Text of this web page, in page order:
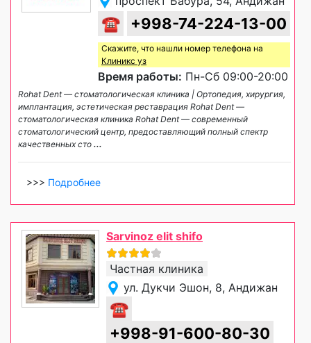
☎ +998-74-224-13-00
Скажите, что нашли номер телефона на
Клиникс уз
Время работы: Пн-Сб 09:00-20:00
Rohat Dent — стоматологическая клиника | Ортопедия, хирургия,
имплантация, эстетическая реставрация Rohat Dent —
стоматологическая клиника Rohat Dent — современный
стоматологический центр, предоставляющий полный спектр
качественных сто ...
>>> Подробнее
Sarvinoz elit shifo
Частная клиника
ул. Дукчи Эшон, 8, Андижан
☎
+998-91-600-80-30